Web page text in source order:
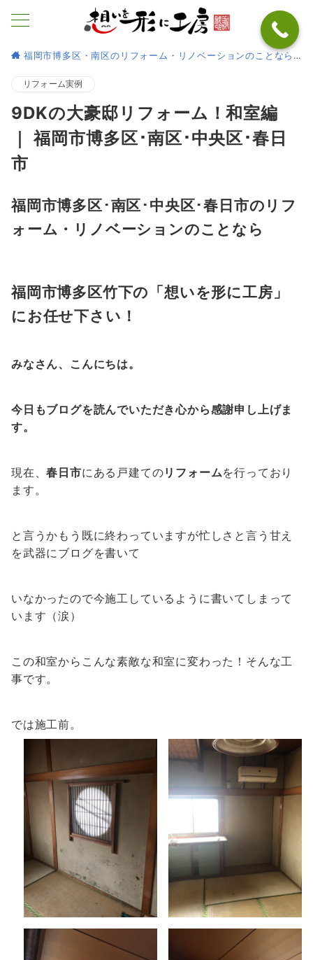
福岡市博多区・南区のリフォーム・リノベーションのことなら
リフォーム実例
9DKの大豪邸リフォーム！和室編
｜ 福岡市博多区･南区･中央区･春日
市
福岡市博多区･南区･中央区･春日市のリフ
ォーム・リノベーションのことなら
福岡市博多区竹下の「想いを形に工房」
にお任せ下さい！
みなさん、こんにちは。
今日もブログを読んでいただき心から感謝申し上げま
す。
現在、春日市にある戸建てのリフォームを行っており
ます。
と言うかもう既に終わっていますが忙しさと言う甘え
を武器にブログを書いて
いなかったので今施工しているように書いてしまって
います（涙）
この和室からこんな素敵な和室に変わった！そんな工
事です。
では施工前。